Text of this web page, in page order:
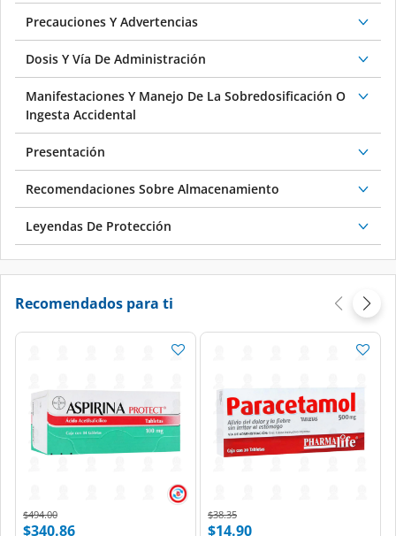
Precauciones Y Advertencias
Dosis Y Vía De Administración
Manifestaciones Y Manejo De La Sobredosificación O
Ingesta Accidental
Presentación
Recomendaciones Sobre Almacenamiento
Leyendas De Protección
Recomendados para ti
Price reduced from
$494.00to
$340.86
Price reduced from
$38.35to
$14.90